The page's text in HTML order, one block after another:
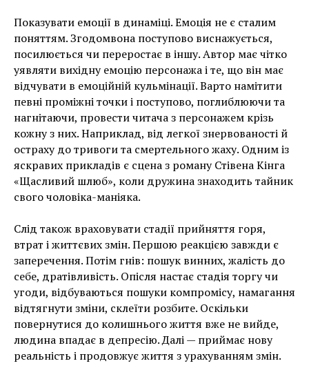
Показувати емоції в динаміці. Емоція не є сталим
поняттям. Згодомвона поступово виснажується,
посилюється чи переростає в іншу. Автор має чітко
уявляти вихідну емоцію персонажа і те, що він має
відчувати в емоційній кульмінації. Варто намітити
певні проміжні точки і поступово, поглиблюючи та
нагнітаючи, провести читача з персонажем крізь
кожну з них. Наприклад, від легкої знервованості й
остраху до тривоги та смертельного жаху. Одним із
яскравих прикладів є сцена з роману Стівена Кінга
«Щасливий шлюб», коли дружина знаходить тайник
свого чоловіка-маніяка.
Слід також враховувати стадії прийняття горя,
втрат і життєвих змін. Першою реакцією завжди є
заперечення. Потім гнів: пошук винних, жалість до
себе, дратівливість. Опісля настає стадія торгу чи
угоди, відбуваються пошуки компромісу, намагання
відтягнути зміни, склеїти розбите. Оскільки
повернутися до колишнього життя вже не вийде,
людина впадає в депресію. Далі — приймає нову
реальність і продовжує життя з урахуванням змін.